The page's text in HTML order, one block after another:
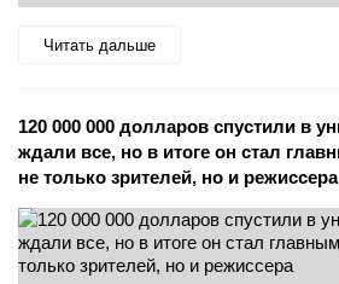
Читать дальше
120 000 000 долларов спустили в
ждали все, но в итоге он стал
не только зрителей, но и режиссера